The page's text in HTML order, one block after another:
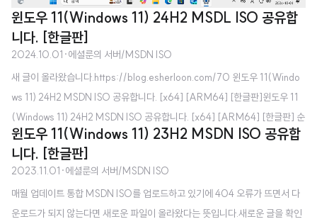
윈도우 11(Windows 11) 24H2 MSDL ISO 공유합
니다. [한글판]
2024.10.01 ·에셜룬의 서버/MSDN ISO
새 글이 올라왔습니다.https://blog.esherloon.com/70 윈도우 11(Windo
ws 11) 24H2 MSDN ISO 공유합니다. [x64] [ARM64] [한글판]윈도우 11
(Windows 11) 24H2 MSDN ISO 공유합니다. [x64] [ARM64] [한글판] 순
수 MSDN이라 파일 변조에 대한 걱정은 하지 않으셔도 됩니다. Windows 11 2
4H2부터는 ARM64 ISO도 MSDN에 배포하는 것을 blog.esherloon.co
m 윈도우 11(Windows 11) 24H2 MSDL/Techbench ISO 공유합니다. [한
글판] Microsoft 공식 ISO 파일이라 파일 변조에 대한 걱정은 하지 않으셔
도 됩니다. MSDL ISO가 무엇인가요? - MSDL은 Micros..
윈도우 11(Windows 11) 23H2 MSDN ISO 공유합
니다. [한글판]
2023.11.01 ·에셜룬의 서버/MSDN ISO
매월 업데이트 통합 MSDN ISO를 업로드하고 있기에 404 오류가 뜨면서 다
운로드가 되지 않는다면 새로운 파일이 올라왔다는 뜻입니다.새로운 글을 확인